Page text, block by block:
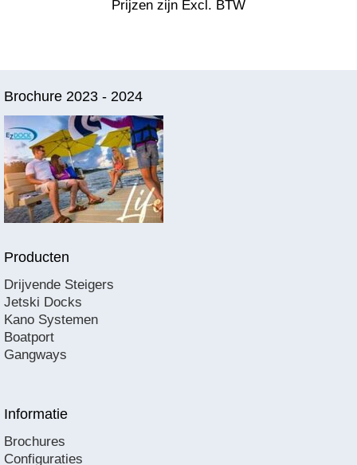
Prijzen zijn Excl. BTW
Brochure 2023 - 2024
Producten
Drijvende Steigers
Jetski Docks
Kano Systemen
Boatport
Gangways
Informatie
Brochures
Configuraties